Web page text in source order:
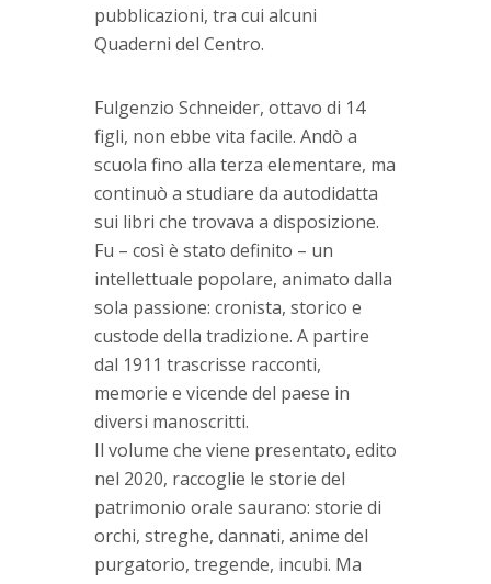
pubblicazioni, tra cui alcuni
Quaderni del Centro.
Fulgenzio Schneider, ottavo di 14
figli, non ebbe vita facile. Andò a
scuola fino alla terza elementare, ma
continuò a studiare da autodidatta
sui libri che trovava a disposizione.
Fu – così è stato definito – un
intellettuale popolare, animato dalla
sola passione: cronista, storico e
custode della tradizione. A partire
dal 1911 trascrisse racconti,
memorie e vicende del paese in
diversi manoscritti.
Il volume che viene presentato, edito
nel 2020, raccoglie le storie del
patrimonio orale saurano: storie di
orchi, streghe, dannati, anime del
purgatorio, tregende, incubi. Ma